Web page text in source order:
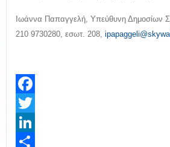
Ιωάννα Παπαγγελή, Υπεύθυνη Δημοσίων
210 9730280, εσωτ. 208,
Facebook
Twitter
LinkedIn